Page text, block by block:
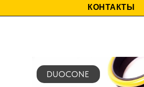
КОНТАКТЫ
DUOCONE